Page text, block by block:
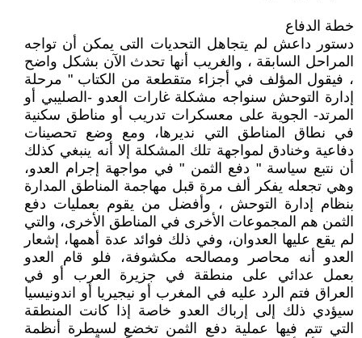
خطة الدفاع
دستور داعش لم يتجاهل التحديات التى يمكن أن تواجه
المراحل السابقة ، والغريب أنها تحدث الآن بشكل واضح
، فيقول المؤلف في أجزاء متقطعة من الكتاب " مرحلة
إدارة التوحش سنواجه مشكلة غارات العدو -الصليبي أو
المرتد- الجوية على معسكرات تدريب أو مناطق سكنية
في نطاق المناطق التي نديرها، ومع وضع تحصينات
دفاعية وخنادق لمواجهة تلك المشكلة إلا أنه ينبغي كذلك
أن نتبع سياسة " دفع الثمن " في مواجهة إجرام العدو،
وهي تجعله يفكر ألف مرة قبل مهاجمة المناطق المدارة
بنظام إدارة التوحش ، وأفضل من يقوم بعمليات دفع
الثمن هم المجموعات الأخرى في المناطق الأخرى، والتي
لم يقع عليها العدوان، وفي ذلك فوائد عدة أهمها، إشعار
العدو أنه محاصر ومصالحه مكشوفة، فلو قام العدو
بعمل عدائي على منطقة في جزيرة العرب أو في
العراق فتم الرد عليه في المغرب أو نيجيريا أو اندونيسيا
سيؤدي ذلك إلى إرباك العدو خاصة إذا كانت المنطقة
التي تتم فيها عملية دفع الثمن تخضع لسيطرة أنظمة